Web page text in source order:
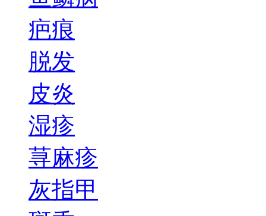
疤痕
脱发
皮炎
湿疹
荨麻疹
灰指甲